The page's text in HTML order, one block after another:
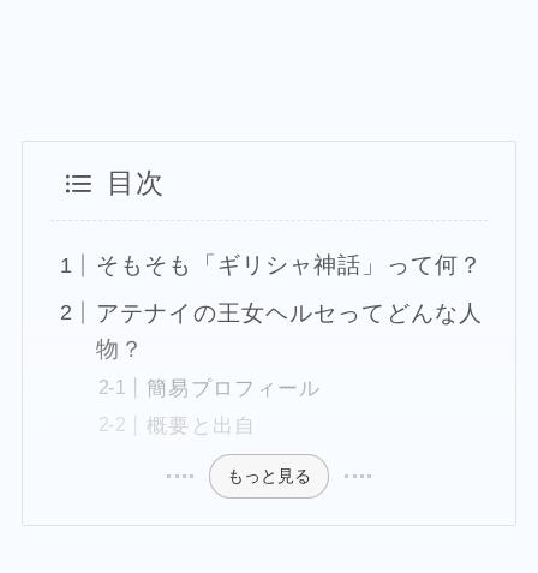
目次
そもそも「ギリシャ神話」って何？
アテナイの王女ヘルセってどんな人
物？
簡易プロフィール
概要と出自
もっと見る